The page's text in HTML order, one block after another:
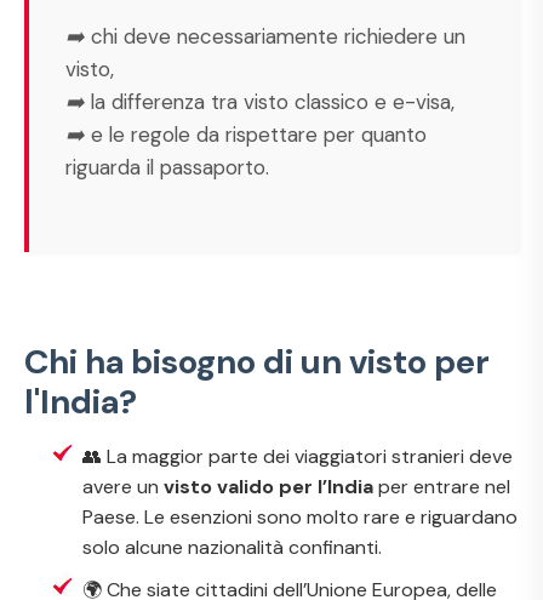
➡️ chi deve necessariamente richiedere un
visto,
➡️ la differenza tra visto classico e e-visa,
➡️ e le regole da rispettare per quanto
riguarda il passaporto.
Chi ha bisogno di un visto per
l'India?
👥 La maggior parte dei viaggiatori stranieri deve
avere un visto valido per l’Indiaper entrare nel
Paese. Le esenzioni sono molto rare e riguardano
solo alcune nazionalità confinanti.
🌍 Che siate cittadini dell’Unione Europea, delle